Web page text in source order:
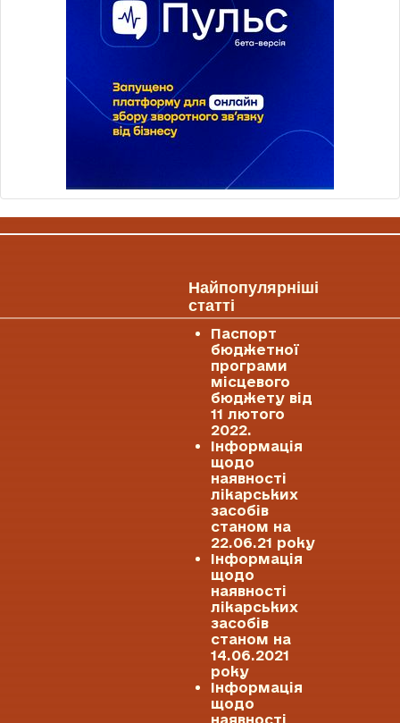
Найпопулярніші
статті
Паспорт
бюджетної
програми
місцевого
бюджету від
11 лютого
2022.
Інформація
щодо
наявності
лікарських
засобів
станом на
22.06.21 року
Інформація
щодо
наявності
лікарських
засобів
станом на
14.06.2021
року
Інформація
щодо
наявності